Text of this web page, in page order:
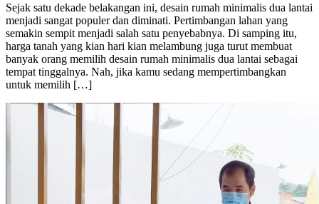
Sejak satu dekade belakangan ini, desain rumah minimalis dua lantai
menjadi sangat populer dan diminati. Pertimbangan lahan yang
semakin sempit menjadi salah satu penyebabnya. Di samping itu,
harga tanah yang kian hari kian melambung juga turut membuat
banyak orang memilih desain rumah minimalis dua lantai sebagai
tempat tinggalnya. Nah, jika kamu sedang mempertimbangkan
untuk memilih […]